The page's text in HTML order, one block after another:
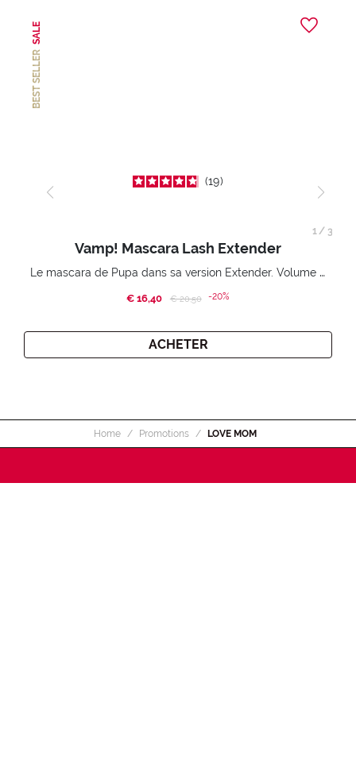
BEST SELLER
SALE
19
Vamp! Mascara Lash Extender
Le mascara de Pupa dans sa version Extender. Volume extension 3D. Des cils amplifiés et liftés à l’infini.
€ 16,40 Price reduced from
€ 20,50to-20%
ACHETER
1/ 3
Home Promotions LOVE MOM